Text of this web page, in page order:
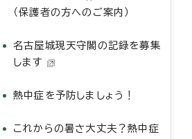
（保護者の方へのご案内）
名古屋城現天守閣の記録を募集
します
熱中症を予防しましょう！
これからの暑さ大丈夫？熱中症